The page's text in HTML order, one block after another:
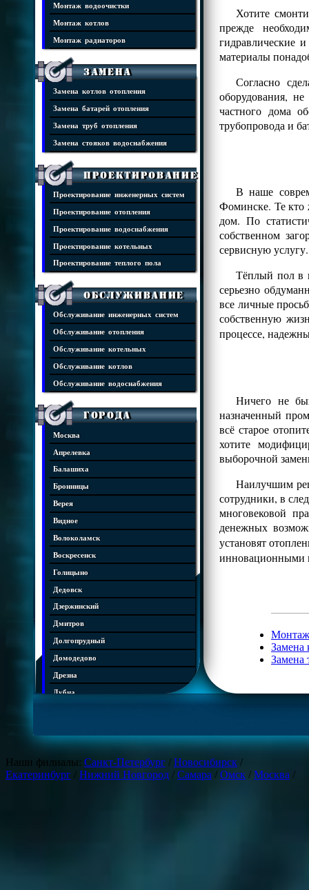
Монтаж водоочистки
Монтаж котлов
Монтаж радиаторов
Замена
Замена котлов отопления
Замена батарей отопления
Замена труб отопления
Замена стояков водоснабжения
Проектирование
Проектирование инженерных систем
Проектирование отопления
Проектирование водоснабжения
Проектирование котельных
Проектирование теплого пола
Обслуживание
Обслуживание инженерных систем
Обслуживание отопления
Обслуживание котельных
Обслуживание котлов
Обслуживание водоснабжения
Города
Москва
Апрелевка
Балашиха
Бронницы
Верея
Видное
Волоколамск
Воскресенск
Голицыно
Дедовск
Дзержинский
Дмитров
Долгопрудный
Домодедово
Дрезна
Дубна
Жуковский
Зарайск
Звенигород
Хотите
прежде
гидравлические
материалы
Согласно
оборудования,
частного дома
трубопровода и
В наше
Фоминске. Те кто
дом. По
собственном
сервисную услугу.
Тёплый пол в
серьезно
все личные
собственную
процессе,
Ничего не
назначенный
всё старое
хотите
выборочной
Наилучшим
сотрудники, в
многовековой
денежных
установят
Монтаж
Замена
Замена
Наши филиалы: Санкт-Петербург / Новосибирск /
Екатеринбург / Нижний Новгород / Самара / Омск / Москва /